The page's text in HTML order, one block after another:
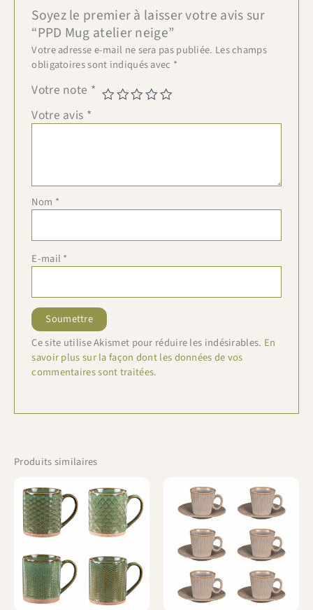
Soyez le premier à laisser votre avis sur
“PPD Mug atelier neige”
Votre adresse e-mail ne sera pas publiée. Les champs
obligatoires sont indiqués avec *
Votre note *
Votre avis *
Nom *
E-mail *
Ce site utilise Akismet pour réduire les indésirables. En
savoir plus sur la façon dont les données de vos
commentaires sont traitées.
Produits similaires